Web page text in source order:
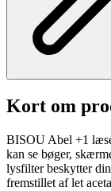
Kort om
BISOU Abel +1
kan se bøger,
lysfilter beskytter
fremstillet af let